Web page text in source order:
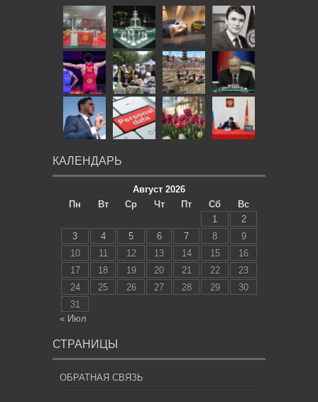
КАЛЕНДАРЬ
Август 2026
Пн
Вт Ср Чт Пт Сб
Вс
1
2
3
4 5 6 7 8
9
10
11 12 13 14 15
16
17
18 19 20 21 22
23
24
25 26 27 28 29
30
31
« Июл
СТРАНИЦЫ
ОБРАТНАЯ СВЯЗЬ